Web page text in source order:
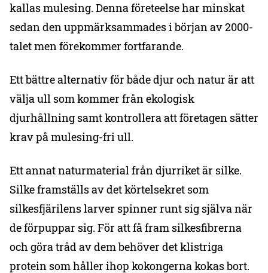
kallas mulesing. Denna företeelse har minskat
sedan den uppmärksammades i början av 2000-
talet men förekommer fortfarande.
Ett bättre alternativ för både djur och natur är att
välja ull som kommer från ekologisk
djurhållning samt kontrollera att företagen sätter
krav på mulesing-fri ull.
Ett annat naturmaterial från djurriket är silke.
Silke framställs av det körtelsekret som
silkesfjärilens larver spinner runt sig själva när
de förpuppar sig. För att få fram silkesfibrerna
och göra tråd av dem behöver det klistriga
protein som håller ihop kokongerna kokas bort.